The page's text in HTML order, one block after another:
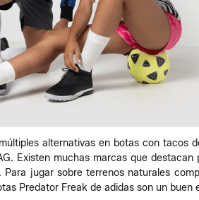
alternativas en botas con tacos
Existen muchas marcas que
Para jugar sobre terrenos naturales
Predator Freak de adidas son un buen